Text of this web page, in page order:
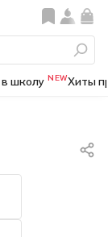
школу NEWХиты